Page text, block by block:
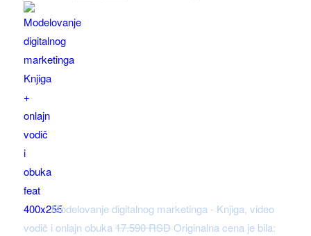
Modelovanje digitalnog marketinga - Knjiga, video
vodič i onlajn obuka 17.590RSD Originalna cena je bila: